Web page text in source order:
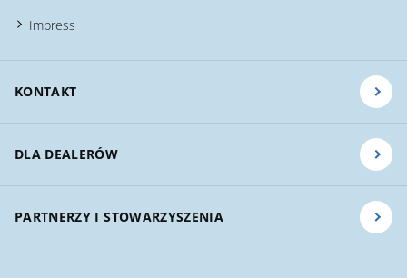
Impress
KONTAKT
DLA DEALERÓW
PARTNERZY I STOWARZYSZENIA